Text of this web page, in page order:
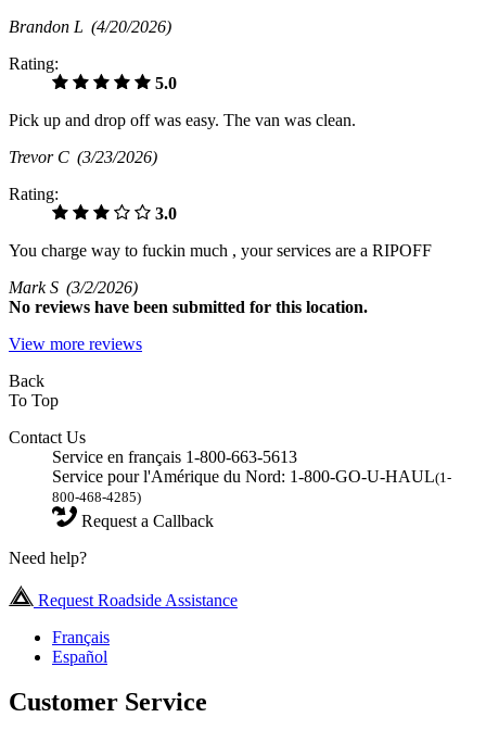
Brandon L (4/20/2026)
Rating:
5.0
Pick up and drop off was easy. The van was clean.
Trevor C (3/23/2026)
Rating:
3.0
You charge way to fuckin much , your services are a RIPOFF
Mark S (3/2/2026)
No reviews have been submitted for this location.
View more reviews
Back
To Top
Contact Us
Service en français 1-800-663-5613
Service pour l'Amérique du Nord: 1-800-GO-U-HAUL(1-
800-468-4285)
Request a Callback
Need help?
Request Roadside Assistance
Français
Español
Customer Service